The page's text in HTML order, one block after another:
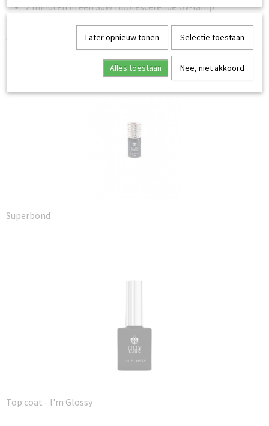
2 minuten in een 36W fluorescerende UV-lamp
Technische datasheet:
Superbond
Top coat - I'm Glossy
Later opnieuw tonen Selectie toestaan
Alles toestaan Nee, niet akkoord